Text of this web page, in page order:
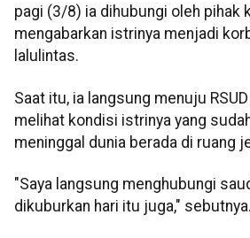
pagi (3/8) ia dihubungi oleh pihak
mengabarkan istrinya menjadi
lalulintas.
Saat itu, ia langsung menuju
melihat kondisi istrinya yang
meninggal dunia berada di ruang
"Saya langsung menghubungi
dikuburkan hari itu juga," sebutnya.